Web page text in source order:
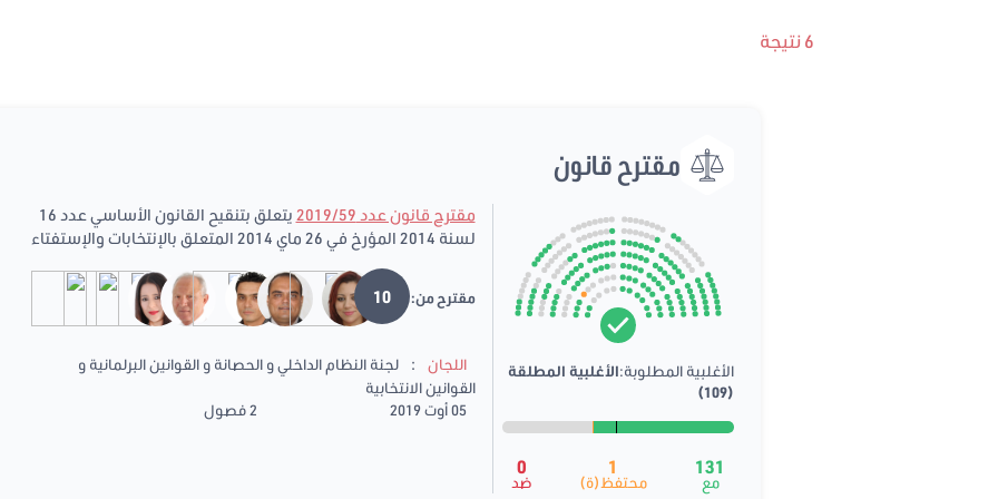
6 نتيجة
مقترح قانون
الأغلبية المطلوبة:الأغلبية المطلقة
(109)
131
مع
1
محتفظ(ة)
0
ضد
مقترح قانون عدد 2019/59
يتعلق بتنقيح القانون الأساسي عدد 16
لسنة 2014 المؤرخ في 26 ماي 2014 المتعلق بالإنتخابات والإستفتاء
مقترح من: 10
اللجان :
لجنة النظام الداخلي و الحصانة و القوانين البرلمانية و
القوانين الانتخابية
05 أوت 2019
2 فصول